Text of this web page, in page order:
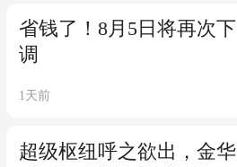
省钱了！8月5日将再次下
调
1天前
超级枢纽呼之欲出，金华